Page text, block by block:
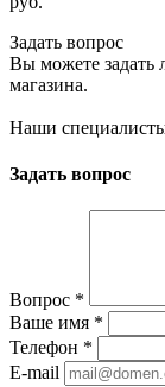
Задать вопрос
Вы можете задать
магазина.
Наши
Задать вопрос
Вопрос *
Ваше имя *
Телефон *
E-mail